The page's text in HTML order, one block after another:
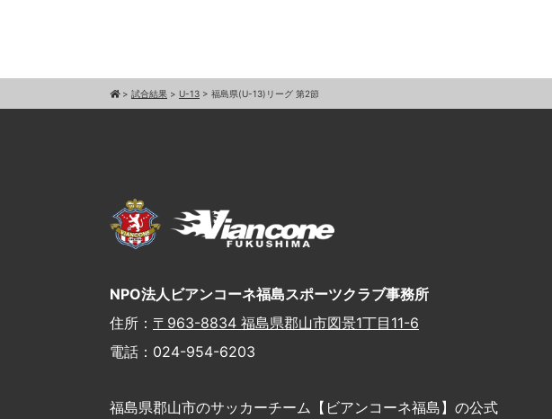
> 試合結果 > U-13 > 福島県(U-13)リーグ 第2節
NPO法人ビアンコーネ福島スポーツクラブ事務所
住所： 〒963-8834 福島県郡山市図景1丁目11-6
電話：024-954-6203
福島県郡山市のサッカーチーム【ビアンコーネ福島】の公式